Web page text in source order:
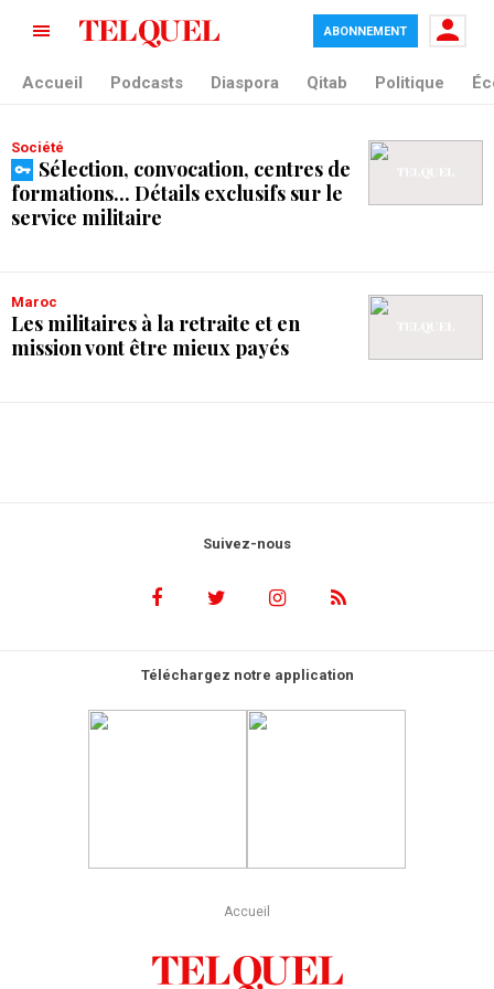
tag blade
ABONNEMENT
Accueil Podcasts Diaspora Qitab Politique
Société
Sélection, convocation, centres de
formations... Détails exclusifs sur le
service militaire
Maroc
Les militaires à la retraite et en
mission vont être mieux payés
Suivez-nous
Téléchargez notre application
Accueil